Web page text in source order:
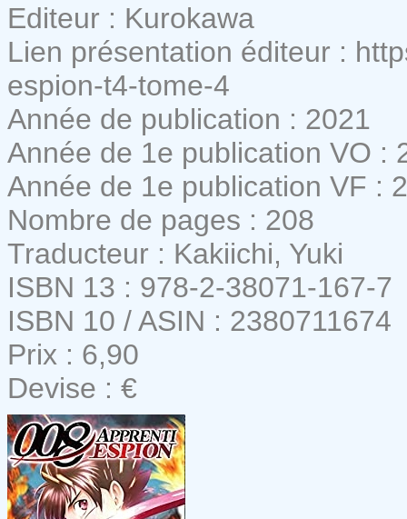
Editeur : Kurokawa
Lien présentation éditeur :
espion-t4-tome-4
Année de publication : 2021
Année de 1e publication VO :
Année de 1e publication VF :
Nombre de pages : 208
Traducteur : Kakiichi, Yuki
ISBN 13 : 978-2-38071-167-7
ISBN 10 / ASIN : 2380711674
Prix : 6,90
Devise : €